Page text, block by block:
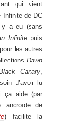
qui vient
Infinite de DC
y a eu (sans
Infinite puis
les autres
Dawn
Canary,
d’avoir lu
ça aide (par
androïde de
) facilite la